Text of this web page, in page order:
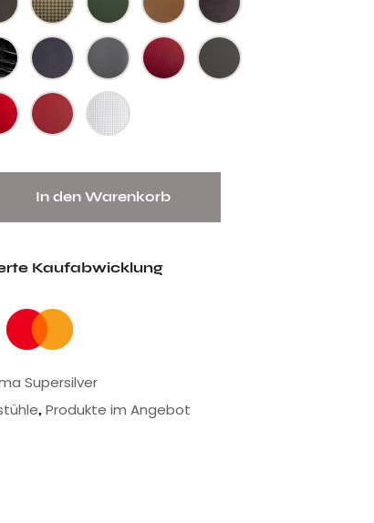
In den Warenkorb
Kaufabwicklung
Supersilver
, Produkte im Angebot